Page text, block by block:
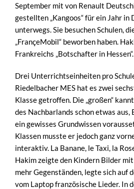
September mit von Renault
gestellten „Kangoos“ für ein Jahr in
unterwegs. Sie besuchen Schulen,
„FrançeMobil“ beworben haben.
Frankreichs „Botschafter in Hessen“.
Drei Unterrichtseinheiten pro
Riedelbacher MES hat es zwei
Klasse getroffen. Die „großen“
des Nachbarlands schon etwas aus,
ein gewisses Grundwissen
Klassen musste er jedoch ganz
interaktiv. La Banane, le Taxi, la
Hakim zeigte den Kindern Bilder
mehr Gegenständen, legte sich auf
vom Laptop französische Lieder. In